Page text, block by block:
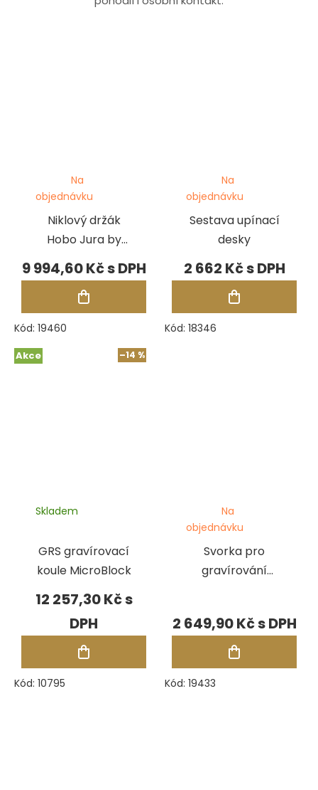
Niklový držák
Hobo Jura by
GRS 3X Line
Na
objednávku
9 994,60 Kč
Kód: 19460
Sestava upínací
desky
Na
objednávku
2 662 Kč
Kód: 18346
Akce –14 %
GRS gravírovací
koule MicroBlock
Skladem
12 257,30 Kč
Kód: 10795
Svorka pro
gravírování
Na
objednávku
2 649,90 Kč
Kód: 19433